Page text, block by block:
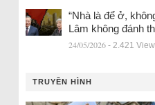
“Nhà là để ở,
Lâm không đánh
24/05/2026 - 2.421
TRUYỀN HÌNH